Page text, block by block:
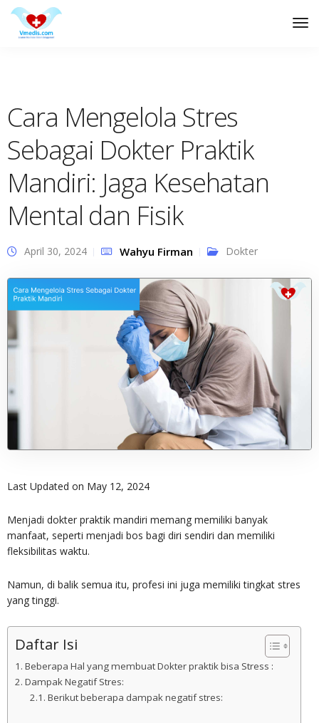
Cara Mengelola Stres
Sebagai Dokter Praktik
Mandiri: Jaga Kesehatan
Mental dan Fisik
April 30, 2024 Wahyu Firman Dokter
Last Updated on May 12, 2024
Menjadi dokter praktik mandiri memang memiliki banyak
manfaat, seperti menjadi bos bagi diri sendiri dan memiliki
fleksibilitas waktu.
Namun, di balik semua itu, profesi ini juga memiliki tingkat stres
yang tinggi.
Daftar Isi
Beberapa Hal yang membuat Dokter praktik bisa Stress :
Dampak Negatif Stres:
Berikut beberapa dampak negatif stres: